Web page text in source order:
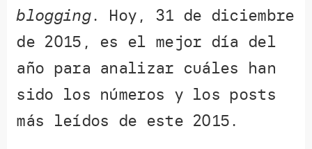
blogging. Hoy, 31 de diciembre
de 2015, es el mejor día del
año para analizar cuáles han
sido los números y los posts
más leídos de este 2015.